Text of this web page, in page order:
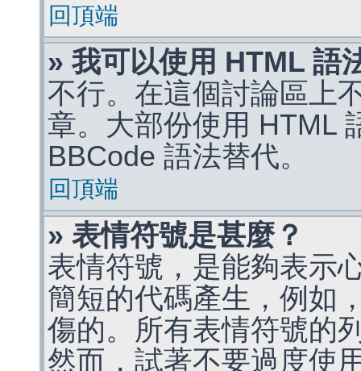
回頂端
» 我可以使用 HTML 語
不行。在這個討論區上
章。大部份使用 HTML
BBCode 語法替代。
回頂端
» 表情符號是甚麼？
表情符號，是能夠表示
簡短的代碼產生，例如
傷的。所有表情符號的
然而，試著不要過度使